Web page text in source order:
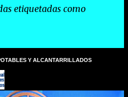
etiquetadas como
Y ALCANTARRILLADOS